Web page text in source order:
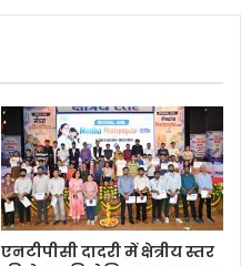
एनटीपीसी दादरी में क्षेत्रीय स्तर